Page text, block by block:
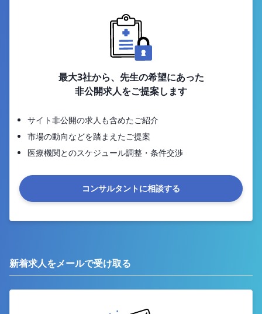
最大3社から、先生の希望にあった
非公開求人をご提案します
サイト非公開の求人も含めたご紹介
市場の動向などを踏まえたご提案
医療機関とのスケジュール調整・条件交渉
コンサルタントに相談する
新着求人をメールで受け取る